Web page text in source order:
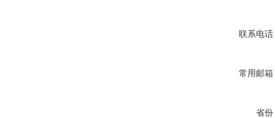
联系电话
常用邮箱
省份